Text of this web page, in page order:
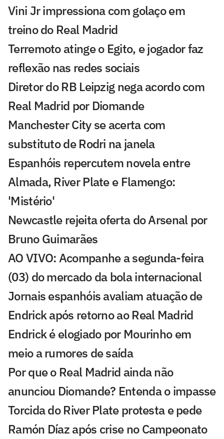
Vini Jr impressiona com golaço em
treino do Real Madrid
Terremoto atinge o Egito, e jogador faz
reflexão nas redes sociais
Diretor do RB Leipzig nega acordo com
Real Madrid por Diomande
Manchester City se acerta com
substituto de Rodri na janela
Espanhóis repercutem novela entre
Almada, River Plate e Flamengo:
'Mistério'
Newcastle rejeita oferta do Arsenal por
Bruno Guimarães
AO VIVO: Acompanhe a segunda-feira
(03) do mercado da bola internacional
Jornais espanhóis avaliam atuação de
Endrick após retorno ao Real Madrid
Endrick é elogiado por Mourinho em
meio a rumores de saída
Por que o Real Madrid ainda não
anunciou Diomande? Entenda o impasse
Torcida do River Plate protesta e pede
Ramón Díaz após crise no Campeonato